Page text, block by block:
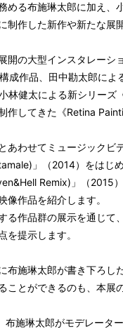
める布施琳太郎に加え
制作した新作や新たな展
開の大型インスタレーシ
成作品、田中勘太郎に
林健太による新シリー
作してきた《Retina
あわせてミュージック
」（2014）をはじ
Remix)」（2015
像作品を紹介します。
る作品群の展示を通じ
を提示します。
布施琳太郎が書き下ろ
ことができるのも、本展
布施琳太郎がモデレータ